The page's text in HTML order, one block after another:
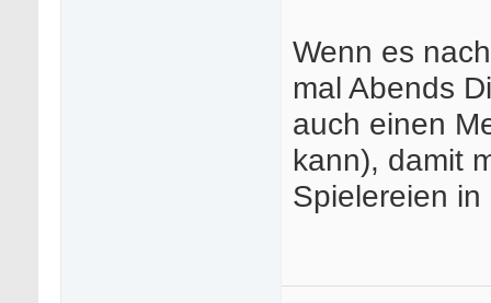
Wenn es
mal Abends
auch einen
kann), damit
Spielereien